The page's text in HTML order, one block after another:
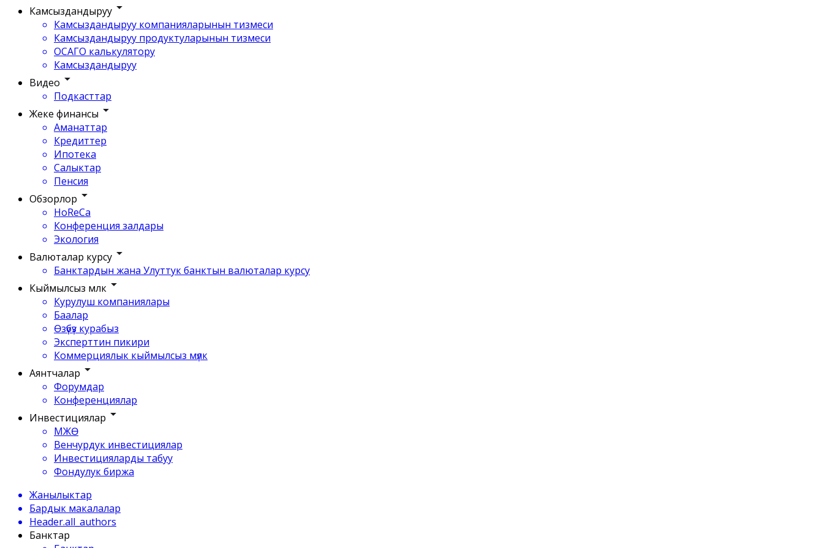
Камсыздандыруу
Камсыздандыруу компанияларынын тизмеси
Камсыздандыруу продуктуларынын тизмеси
ОСАГО калькулятору
Камсыздандыруу
Видео
Подкасттар
Жеке финансы
Аманаттар
Кредиттер
Ипотека
Салыктар
Пенсия
Обзорлор
HoReCa
Конференция залдары
Экология
Валюталар курсу
Банктардын жана Улуттук банктын валюталар курсу
Кыймылсыз мүлк
Курулуш компаниялары
Баалар
Өзүбүз курабыз
Эксперттин пикири
Коммерциялык кыймылсыз мүлк
Аянтчалар
Форумдар
Конференциялар
Инвестициялар
МЖӨ
Венчурдук инвестициялар
Инвестицияларды табуу
Фондулук биржа
Жанылыктар
Бардык макалалар
Header.all_authors
Банктар